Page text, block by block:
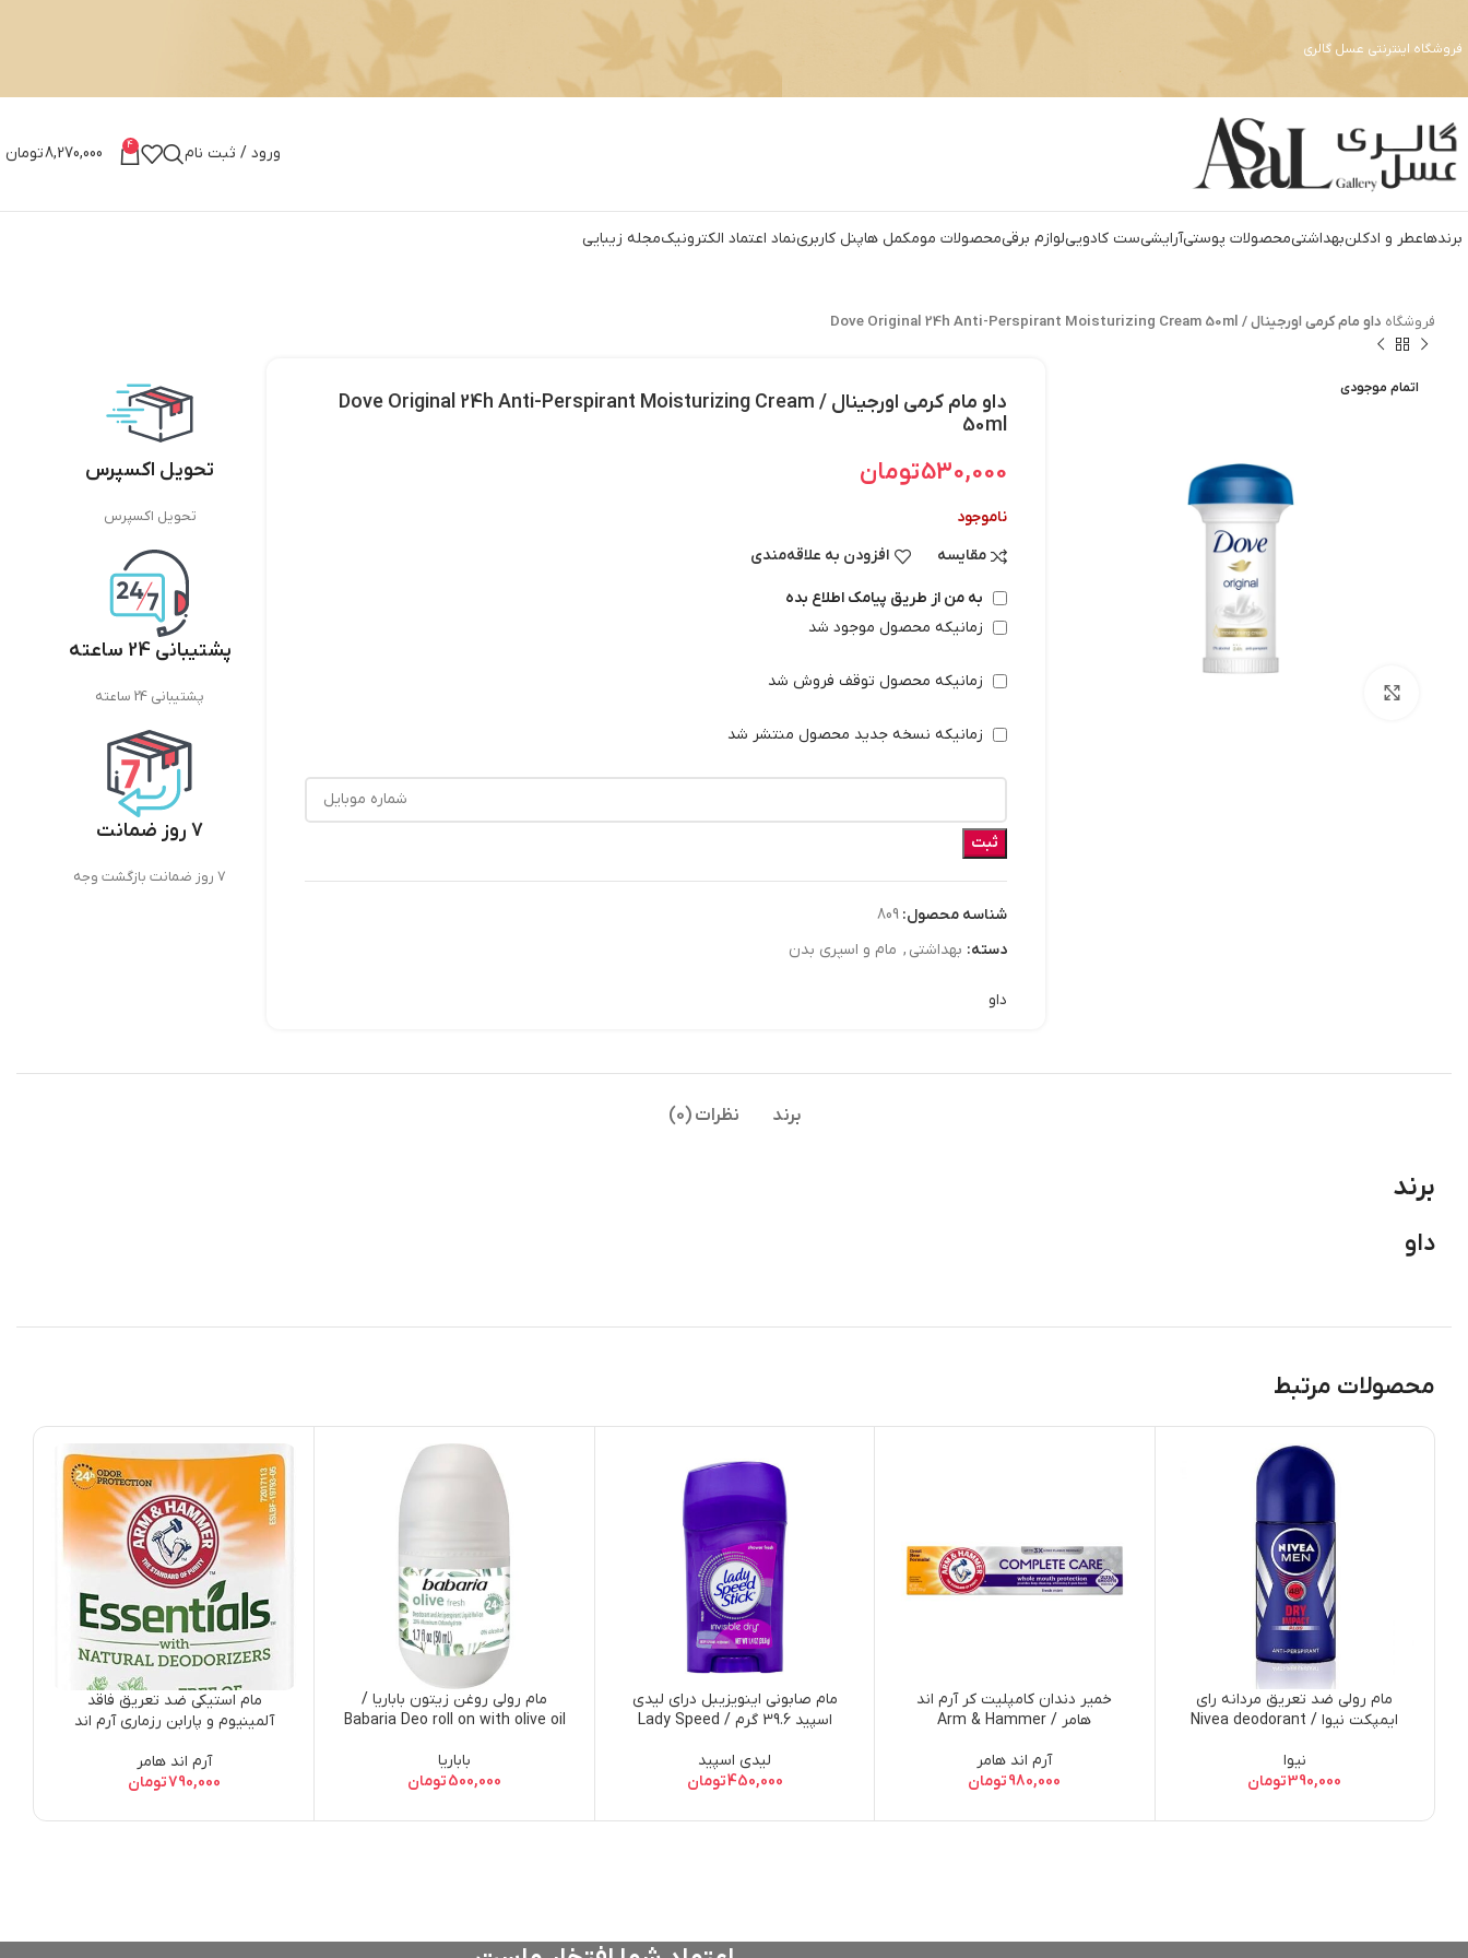
فروشگاه اینترنتی عسل گالری
ورود / ثبت نام 4
8,270,000تومان
برندهاعطر و ادکلنبهداشتيمحصولات پوستیآرايشيست کادوييلوازم برقيمحصولات مومکمل هاپنل کاربرینماد اعتماد الکترونیکمجله زیبایی
فروشگاه داو مام کرمی اورجینال / Dove Original 24h Anti-Perspirant Moisturizing Cream 50ml
اتمام موجودی
داو مام کرمی اورجینال / Dove Original 24h Anti-Perspirant Moisturizing Cream
50ml
530,000تومان
ناموجود
مقایسه
افزودن به علاقه‌مندی
به من از طریق پیامک اطلاع بده
زمانیکه محصول موجود شد
زمانیکه محصول توقف فروش شد
زمانیکه نسخه جدید محصول منتشر شد
ثبت
شناسه محصول: 809
دسته: بهداشتي , مام و اسپري بدن
داو
تحویل اکسپرس
تحویل اکسپرس
پشتیبانی 24 ساعته
پشتیبانی 24 ساعته
7 روز ضمانت
7 روز ضمانت بازگشت وجه
برند نظرات (0)
برند
داو
محصولات مرتبط
مام رولی ضد تعریق مردانه رای
ایمپکت نیوا / Nivea deodorant
نیوا
390,000تومان
خمیر دندان کامپلیت کر آرم اند
هامر / Arm & Hammer
Fluoride Anticavity Toothpaste
آرم اند هامر
980,000تومان
مام صابونی اینویزیبل درای لیدی
اسپید 39.6 گرم / Lady Speed
Shower Fresh
لیدی اسپید
450,000تومان
مام رولی روغن زیتون باباریا /
Babaria Deo roll on with olive oil
باباریا
500,000تومان
مام استیکی ضد تعریق فاقد
آلمینیوم و پارابن رزماری آرم اند
Essentials Natural Deodorant,
Fresh
آرم اند هامر
790,000تومان